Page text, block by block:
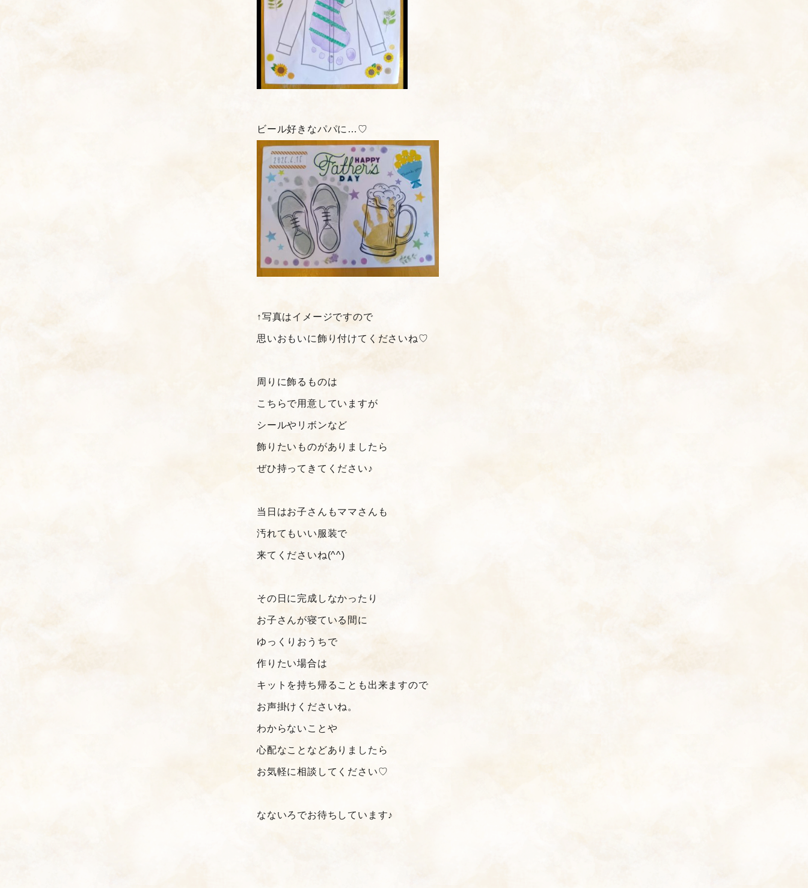
ビール好きなパパに…♡
↑写真はイメージですので
思いおもいに飾り付けてくださいね♡
周りに飾るものは
こちらで用意していますが
シールやリボンなど
飾りたいものがありましたら
ぜひ持ってきてください♪
当日はお子さんもママさんも
汚れてもいい服装で
来てくださいね(^^)
その日に完成しなかったり
お子さんが寝ている間に
ゆっくりおうちで
作りたい場合は
キットを持ち帰ることも出来ますので
お声掛けくださいね。
わからないことや
心配なことなどありましたら
お気軽に相談してください♡
なないろでお待ちしています♪